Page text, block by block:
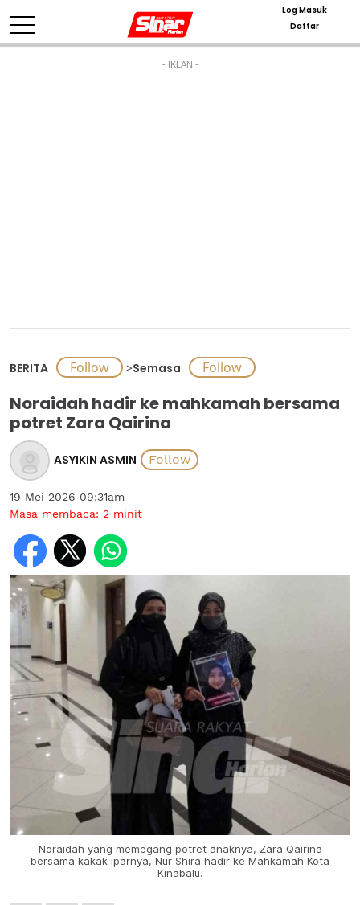
Log Masuk
Daftar
- IKLAN -
BERITA >Semasa
Noraidah hadir ke mahkamah bersama
potret Zara Qairina
ASYIKIN ASMIN
19 Mei 2026 09:31am
Masa membaca: 2 minit
Noraidah yang memegang potret anaknya, Zara Qairina
bersama kakak iparnya, Nur Shira hadir ke Mahkamah Kota
Kinabalu.